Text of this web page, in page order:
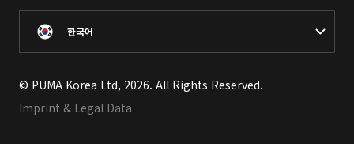
한국어
© PUMA Korea Ltd, 2026. All Rights Reserved.
Imprint & Legal Data